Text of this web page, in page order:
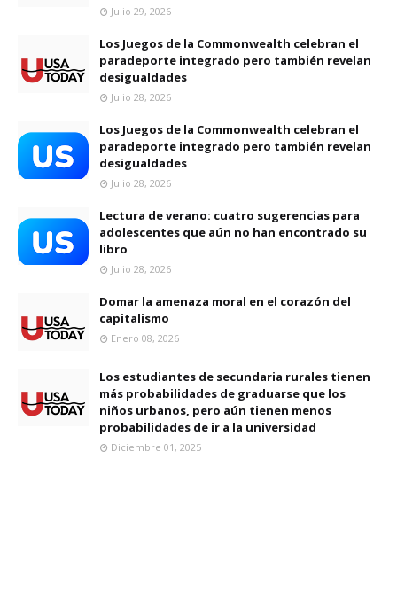
Julio 29, 2026
Los Juegos de la Commonwealth celebran el
paradeporte integrado pero también revelan
desigualdades
Julio 28, 2026
Los Juegos de la Commonwealth celebran el
paradeporte integrado pero también revelan
desigualdades
Julio 28, 2026
Lectura de verano: cuatro sugerencias para
adolescentes que aún no han encontrado su
libro
Julio 28, 2026
Domar la amenaza moral en el corazón del
capitalismo
Enero 08, 2026
Los estudiantes de secundaria rurales tienen
más probabilidades de graduarse que los
niños urbanos, pero aún tienen menos
probabilidades de ir a la universidad
Diciembre 01, 2025